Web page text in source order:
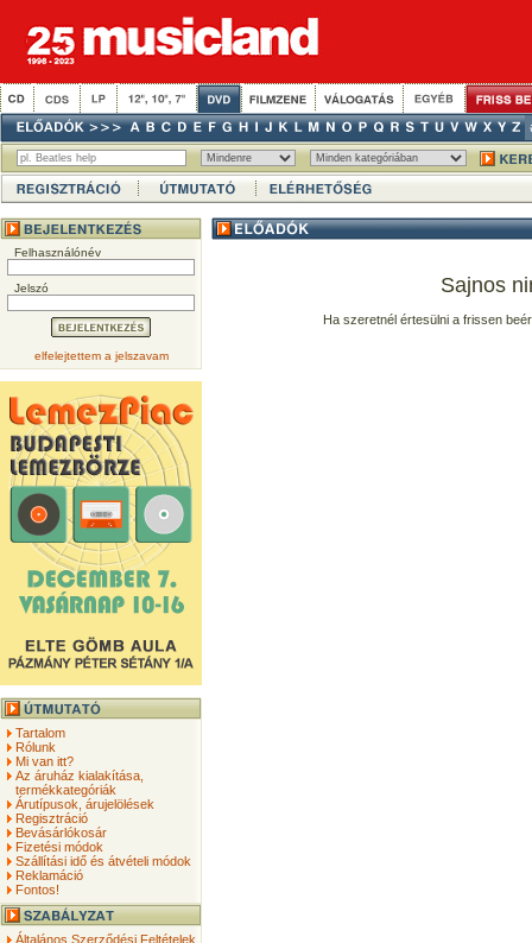
Felhasználónév
Jelszó
elfelejtettem a jelszavam
Tartalom
Rólunk
Mi van itt?
Az áruház kialakítása,
termékkategóriák
Árutípusok, árujelölések
Regisztráció
Bevásárlókosár
Fizetési módok
Szállítási idő és átvételi módok
Reklamáció
Fontos!
Általános Szerződési Feltételek
Sajnos
Ha szeretnél értesülni a frissen